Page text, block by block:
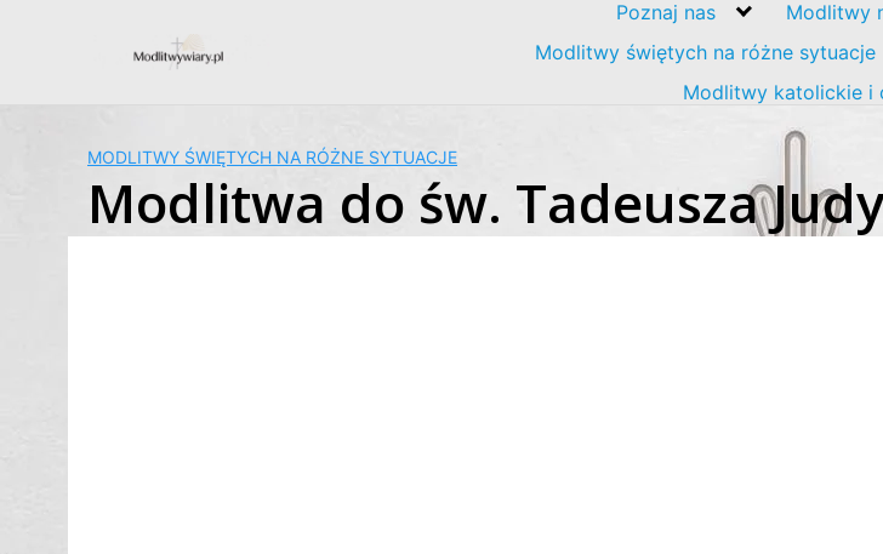
Poznaj nas Modlitwy
Modlitwy świętych na różne sytuacje
Modlitwy katolickie i
MODLITWY ŚWIĘTYCH NA RÓŻNE SYTUACJE
Modlitwa do św. Tadeusza